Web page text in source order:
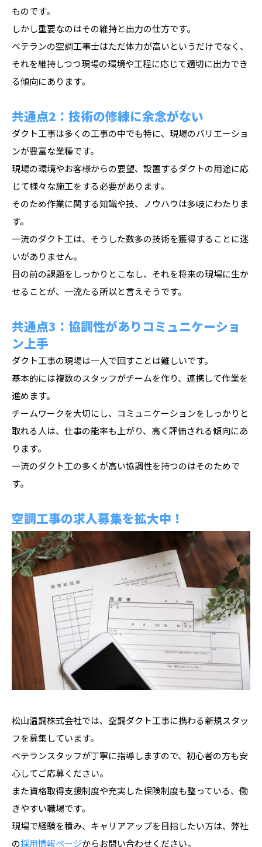
ものです。
しかし重要なのはその維持と出力の仕方です。
ベテランの空調工事士はただ体力が高いというだけでなく、
それを維持しつつ現場の環境や工程に応じて適切に出力でき
る傾向にあります。
共通点2：技術の修練に余念がない
ダクト工事は多くの工事の中でも特に、現場のバリエーショ
ンが豊富な業種です。
現場の環境やお客様からの要望、設置するダクトの用途に応
じて様々な施工をする必要があります。
そのため作業に関する知識や技、ノウハウは多岐にわたりま
す。
一流のダクト工は、そうした数多の技術を獲得することに迷
いがありません。
目の前の課題をしっかりとこなし、それを将来の現場に生か
せることが、一流たる所以と言えそうです。
共通点3：協調性がありコミュニケーショ
ン上手
ダクト工事の現場は一人で回すことは難しいです。
基本的には複数のスタッフがチームを作り、連携して作業を
進めます。
チームワークを大切にし、コミュニケーションをしっかりと
取れる人は、仕事の能率も上がり、高く評価される傾向にあ
ります。
一流のダクト工の多くが高い協調性を持つのはそのためで
す。
空調工事の求人募集を拡大中！
松山温調株式会社では、空調ダクト工事に携わる新規スタッ
フを募集しています。
ベテランスタッフが丁寧に指導しますので、初心者の方も安
心してご応募ください。
また資格取得支援制度や充実した保険制度も整っている、働
きやすい職場です。
現場で経験を積み、キャリアアップを目指したい方は、弊社
の採用情報ページからお問い合わせください。